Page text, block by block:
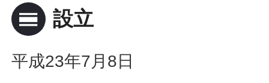
calendar_view_day 設立
平成23年7月8日